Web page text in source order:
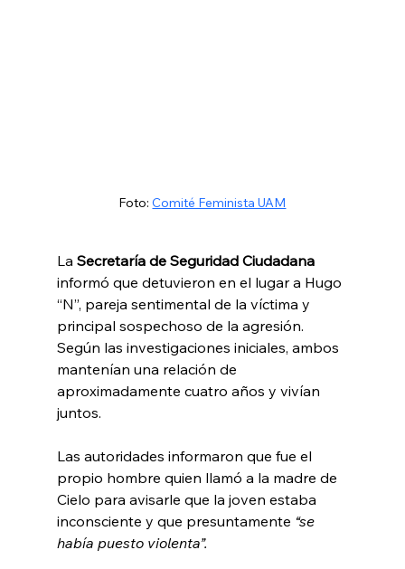
Foto: Comité Feminista UAM
La Secretaría de Seguridad Ciudadana
informó que detuvieron en el lugar a Hugo
“N”, pareja sentimental de la víctima y
principal sospechoso de la agresión.
Según las investigaciones iniciales, ambos
mantenían una relación de
aproximadamente cuatro años y vivían
juntos.
Las autoridades informaron que fue el
propio hombre quien llamó a la madre de
Cielo para avisarle que la joven estaba
inconsciente y que presuntamente “se
había puesto violenta”.